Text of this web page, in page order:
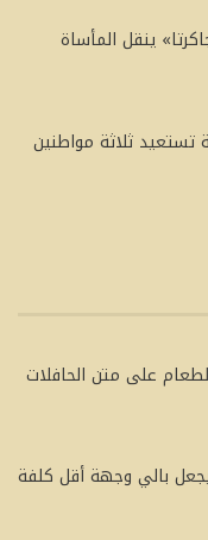
ينقل المأساة
تستعيد ثلاثة مواطنين
على متن الحافلات
بالي وجهة أقل كلفة